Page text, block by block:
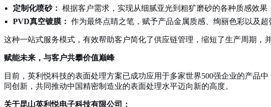
定制化喷砂： 根据客户需求，实现从细腻亚光到粗犷磨砂的各种质感效果
PVD真空镀膜： 作为最终点睛之笔，赋予产品金属质感、绚丽色彩以及超
这种一站式服务模式，有效帮助客户简化了供应链管理，缩短了生产周期，
赋能未来，与客户共攀价值巅峰
目前，英利悦科技的表面处理方案已成功应用于多家世界500强企业的产品
同创新，共同推动中国精密制造业的表面处理水平迈向新的高度。
关于昆山英利悦电子科技有限公司：